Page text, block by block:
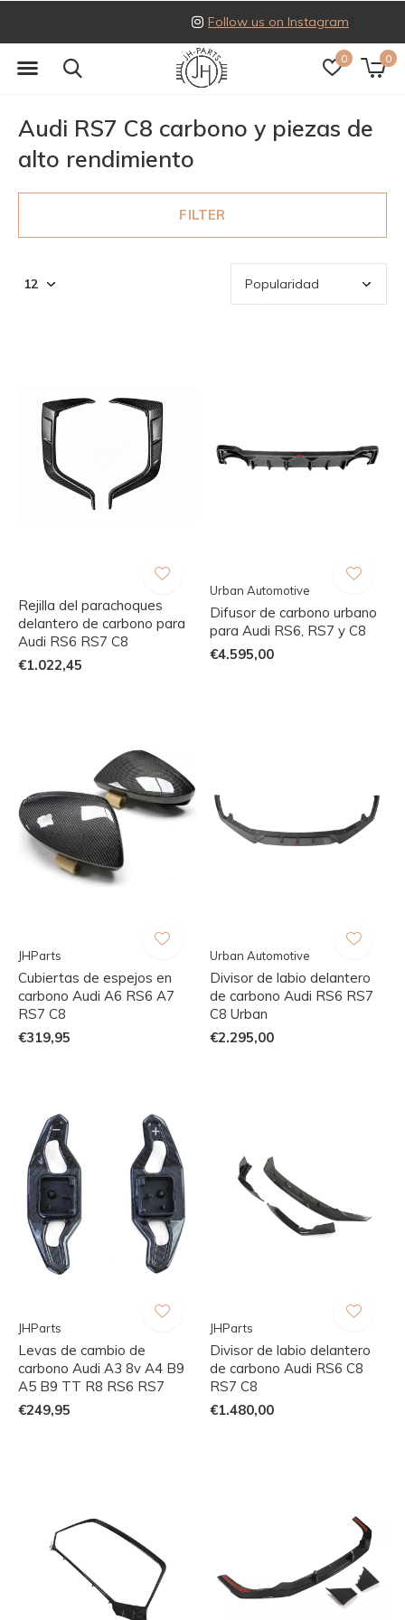
0 0
Follow us on Instagram
Audi RS7 C8 carbono y piezas de
alto rendimiento
FILTER
Rejilla del parachoques
delantero de carbono para
Audi RS6 RS7 C8
€1.022,45
Urban Automotive
Difusor de carbono urbano
para Audi RS6, RS7 y C8
€4.595,00
JHParts
Cubiertas de espejos en
carbono Audi A6 RS6 A7
RS7 C8
€319,95
Urban Automotive
Divisor de labio delantero
de carbono Audi RS6 RS7
C8 Urban
€2.295,00
JHParts
Levas de cambio de
carbono Audi A3 8v A4 B9
A5 B9 TT R8 RS6 RS7
€249,95
JHParts
Divisor de labio delantero
de carbono Audi RS6 C8
RS7 C8
€1.480,00